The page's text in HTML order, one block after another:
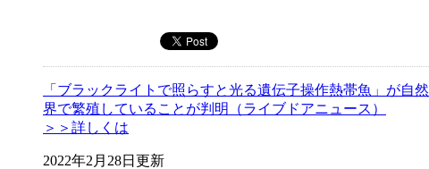
「ブラックライトで照らすと光る遺伝子操作熱帯魚」が自然
界で繁殖していることが判明（ライブドアニュース）
＞＞詳しくは
2022年2月28日更新